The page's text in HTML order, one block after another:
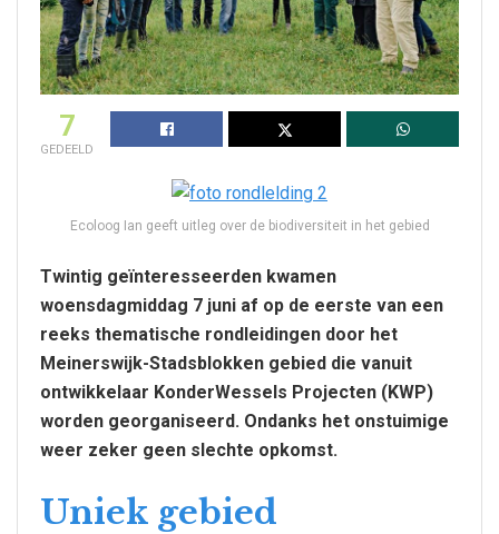
7
GEDEELD
Ecoloog Ian geeft uitleg over de biodiversiteit in het gebied
Twintig geïnteresseerden kwamen
woensdagmiddag 7 juni af op de eerste van een
reeks thematische rondleidingen door het
Meinerswijk-Stadsblokken gebied die vanuit
ontwikkelaar KonderWessels Projecten (KWP)
worden georganiseerd. Ondanks het onstuimige
weer zeker geen slechte opkomst.
Uniek gebied